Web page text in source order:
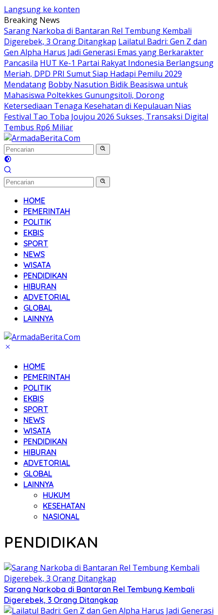
Langsung ke konten
Breaking News
Sarang Narkoba di Bantaran Rel Tembung Kembali
Digerebek, 3 Orang Ditangkap Lailatul Badri: Gen Z dan
Gen Alpha Harus Jadi Generasi Emas yang Berkarakter
Pancasila HUT Ke-1 Partai Rakyat Indonesia Berlangsung
Meriah, DPD PRI Sumut Siap Hadapi Pemilu 2029
Mendatang Bobby Nasution Bidik Beasiswa untuk
Mahasiswa Poltekkes Gunungsitoli, Dorong
Ketersediaan Tenaga Kesehatan di Kepulauan Nias
Festival Tao Toba Joujou 2026 Sukses, Transaksi Digital
Tembus Rp6 Miliar
HOME
PEMERINTAH
POLITIK
EKBIS
SPORT
NEWS
WISATA
PENDIDIKAN
HIBURAN
ADVETORIAL
GLOBAL
LAINNYA
HOME
PEMERINTAH
POLITIK
EKBIS
SPORT
NEWS
WISATA
PENDIDIKAN
HIBURAN
ADVETORIAL
GLOBAL
LAINNYA
HUKUM
KESEHATAN
NASIONAL
PENDIDIKAN
Sarang Narkoba di Bantaran Rel Tembung Kembali
Digerebek, 3 Orang Ditangkap